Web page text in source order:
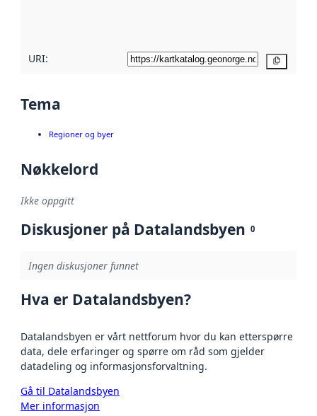
URI:
Tema
Regioner og byer
Nøkkelord
Ikke oppgitt
Diskusjoner på Datalandsbyen 0
Ingen diskusjoner funnet
Hva er Datalandsbyen?
Datalandsbyen er vårt nettforum hvor du kan etterspørre
data, dele erfaringer og spørre om råd som gjelder
datadeling og informasjonsforvaltning.
Gå til Datalandsbyen
Mer informasjon